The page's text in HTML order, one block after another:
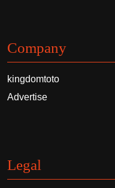
Company
kingdomtoto
Advertise
Legal